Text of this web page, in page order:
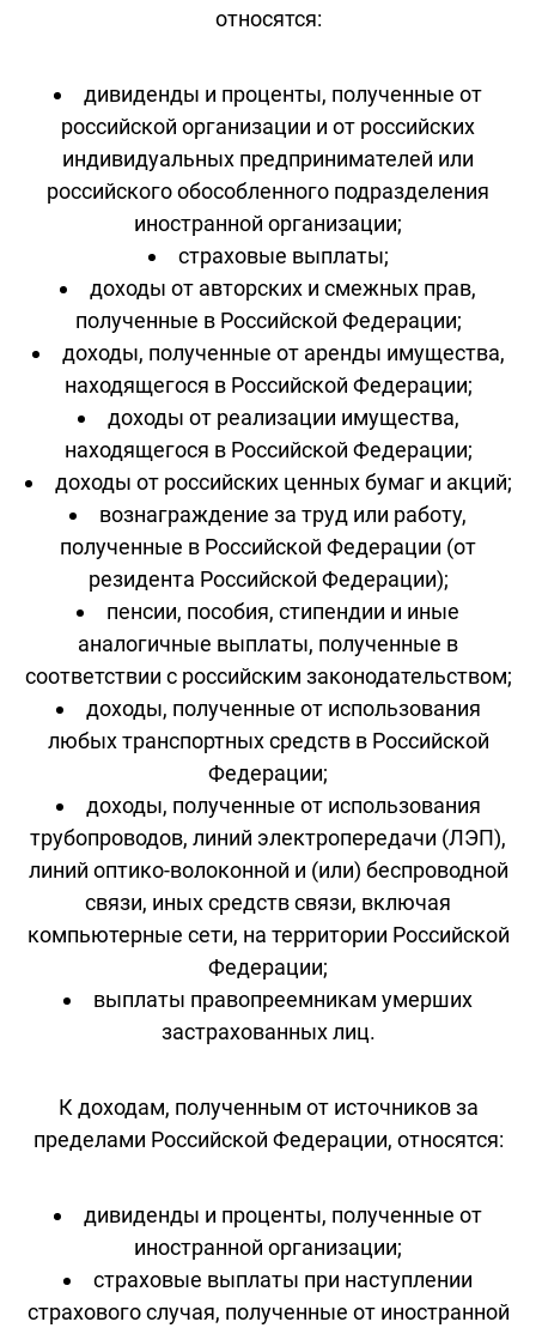
относятся:
дивиденды и проценты, полученные от
российской организации и от российских
индивидуальных предпринимателей или
российского обособленного подразделения
иностранной организации;
страховые выплаты;
доходы от авторских и смежных прав,
полученные в Российской Федерации;
доходы, полученные от аренды имущества,
находящегося в Российской Федерации;
доходы от реализации имущества,
находящегося в Российской Федерации;
доходы от российских ценных бумаг и акций;
вознаграждение за труд или работу,
полученные в Российской Федерации (от
резидента Российской Федерации);
пенсии, пособия, стипендии и иные
аналогичные выплаты, полученные в
соответствии с российским законодательством;
доходы, полученные от использования
любых транспортных средств в Российской
Федерации;
доходы, полученные от использования
трубопроводов, линий электропередачи (ЛЭП),
линий оптико-волоконной и (или) беспроводной
связи, иных средств связи, включая
компьютерные сети, на территории Российской
Федерации;
выплаты правопреемникам умерших
застрахованных лиц.
К доходам, полученным от источников за
пределами Российской Федерации, относятся:
дивиденды и проценты, полученные от
иностранной организации;
страховые выплаты при наступлении
страхового случая, полученные от иностранной